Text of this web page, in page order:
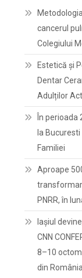
cancerul
Colegiului
Estetică și
Dentar
Adulților
În perioada
la
Familiei
Aproape
PNRR, în
Iașiul
CNN
8–10
din